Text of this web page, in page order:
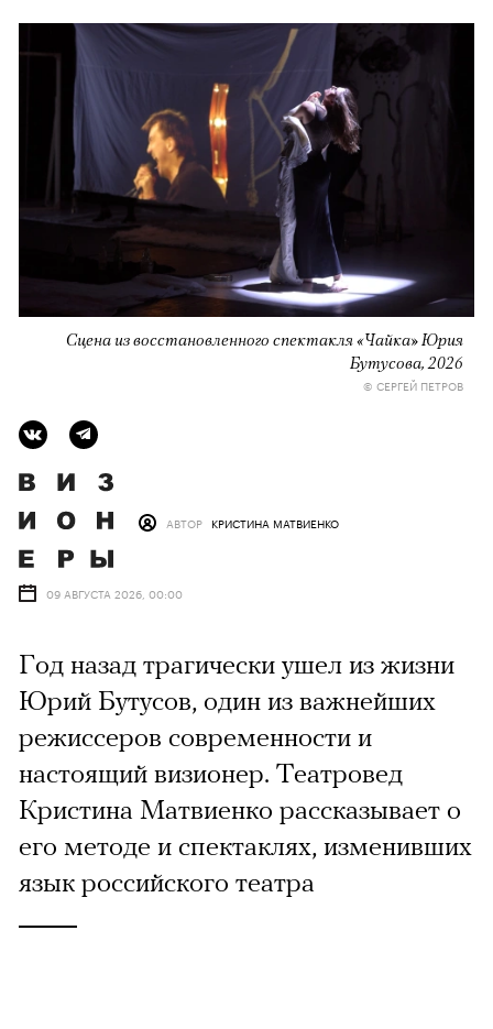
Сцена из восстановленного спектакля «Чайка» Юрия
Бутусова, 2026
© СЕРГЕЙ ПЕТРОВ
АВТОР КРИСТИНА МАТВИЕНКО
09 АВГУСТА 2026, 00:00
Год назад трагически ушел из жизни
Юрий Бутусов, один из важнейших
режиссеров современности и
настоящий визионер. Театровед
Кристина Матвиенко рассказывает о
его методе и спектаклях, изменивших
язык российского театра